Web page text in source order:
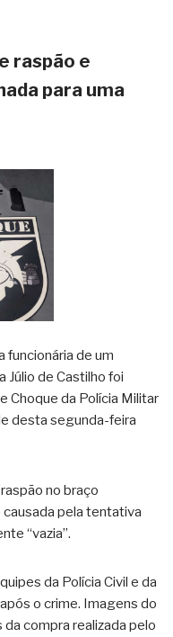
raspão e
para uma
funcionária de um
Júlio de Castilho foi
Choque da Polícia Militar
desta segunda-feira
no braço
pela tentativa
“vazia”.
da Polícia Civil e da
o crime. Imagens do
compra realizada pelo